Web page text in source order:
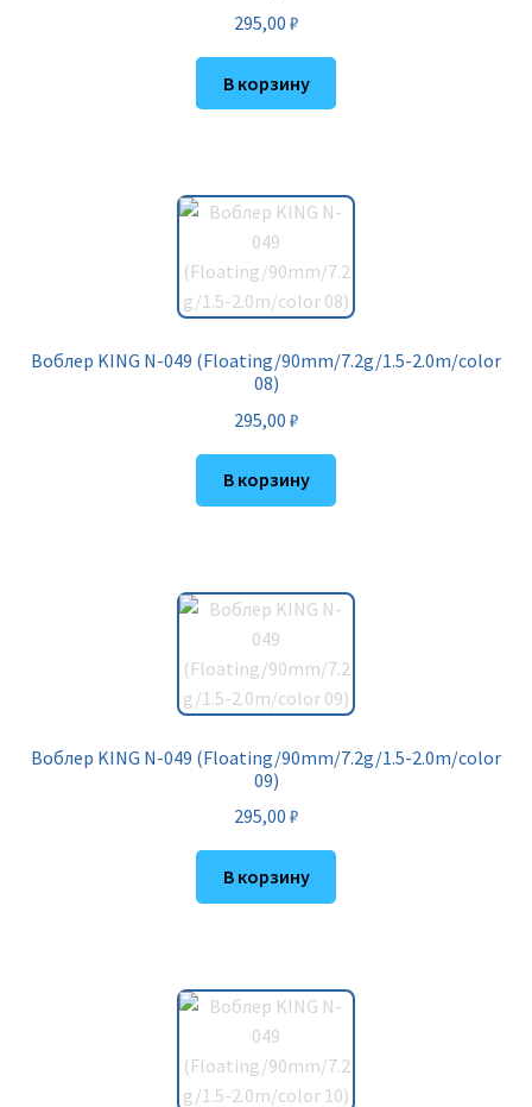
295,00 ₽
В корзину
Воблер KING N-049 (Floating/90mm/7.2g/1.5-2.0m/color
08)
295,00 ₽
В корзину
Воблер KING N-049 (Floating/90mm/7.2g/1.5-2.0m/color
09)
295,00 ₽
В корзину